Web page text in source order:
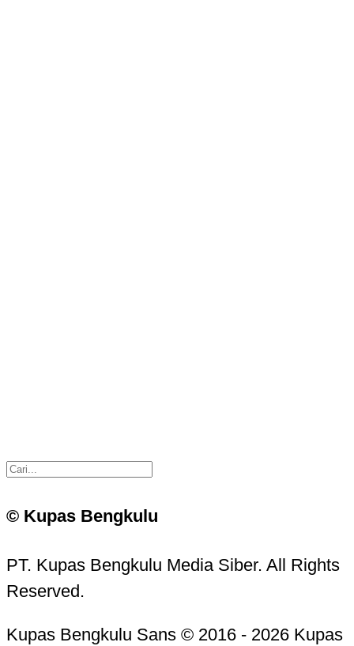
© Kupas Bengkulu
PT. Kupas Bengkulu Media Siber. All Rights
Reserved.
Kupas Bengkulu Sans © 2016 - 2026 Kupas